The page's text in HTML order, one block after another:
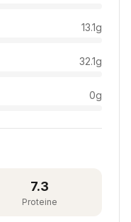
13.1g
32.1g
0g
7.3
Proteine